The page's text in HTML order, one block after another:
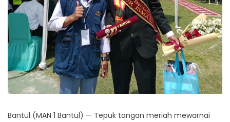
Bantul (MAN 1 Bantul) — Tepuk tangan meriah mewarnai